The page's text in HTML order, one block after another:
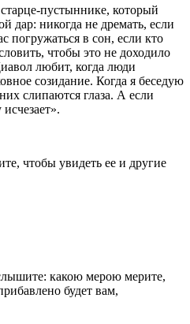
пустыннике, который
дар: никогда не дремать, если
погружаться в сон, если кто
чтобы это не доходило
любит, когда люди
созидание. Когда я беседую
слипаются глаза. А если
чтобы увидеть ее и другие
какою мерою мерите,
будет вам,